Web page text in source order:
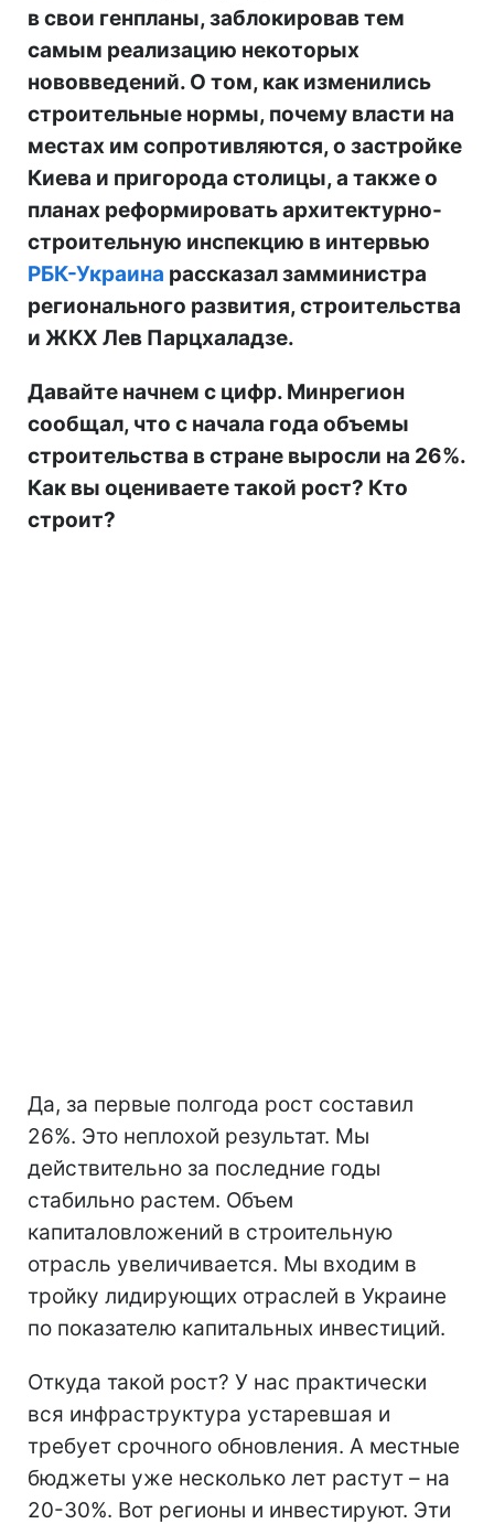
в свои генпланы, заблокировав тем
самым реализацию некоторых
нововведений. О том, как изменились
строительные нормы, почему власти на
местах им сопротивляются, о застройке
Киева и пригорода столицы, а также о
планах реформировать архитектурно-
строительную инспекцию в интервью
РБК-Украина рассказал замминистра
регионального развития, строительства
и ЖКХ Лев Парцхаладзе.
Давайте начнем с цифр. Минрегион
сообщал, что с начала года объемы
строительства в стране выросли на 26%.
Как вы оцениваете такой рост? Кто
строит?
Да, за первые полгода рост составил
26%. Это неплохой результат. Мы
действительно за последние годы
стабильно растем. Объем
капиталовложений в строительную
отрасль увеличивается. Мы входим в
тройку лидирующих отраслей в Украине
по показателю капитальных инвестиций.
Откуда такой рост? У нас практически
вся инфраструктура устаревшая и
требует срочного обновления. А местные
бюджеты уже несколько лет растут – на
20-30%. Вот регионы и инвестируют. Эти